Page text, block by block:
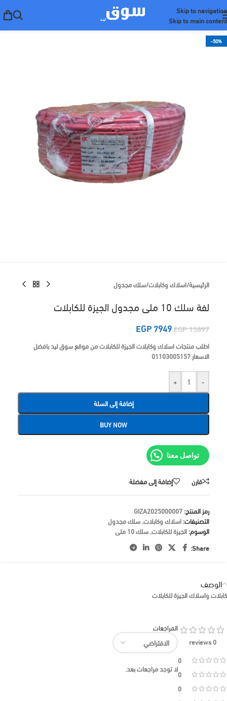
Skip to navigation
Skip to main content
-50%
الرئيسية/اسلاك وكابلات/سلك مجدول
لفة سلك 10 ملى مجدول الجيزة للكابلات
EGP15897
EGP7949
اطلب منتجات اسلاك وكابلات الجيزة للكابلات من موقع سوق ليد بافضل
الاسعار 01103005157
-
+
إضافة إلى السلة
BUY NOW
تواصل معنا
قارن إضافة إلى مفضلة
رمز المنتج:GIZA2025000007
التصنيفات:اسلاك وكابلات,سلك مجدول
الوسوم:الجيزة للكابلات,سلك 10 ملى
Share:
الوصف
كابلات واسلاك الجيزة للكابلات
0 reviews
0
0
0
المراجعات
لا توجد مراجعات بعد.